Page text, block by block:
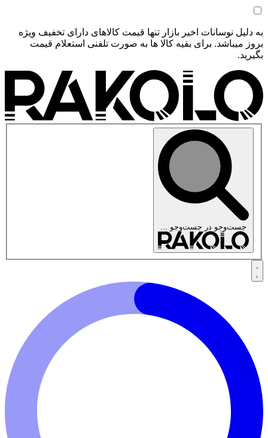
به دلیل نوسانات اخیر بازار تنها قیمت کالاهای دارای تخفیف ویژه
بروز میباشد. برای بقیه کالا ها به صورت تلفنی استعلام قیمت
بگیرید.
جست‌وجو در جست‌وجو ...